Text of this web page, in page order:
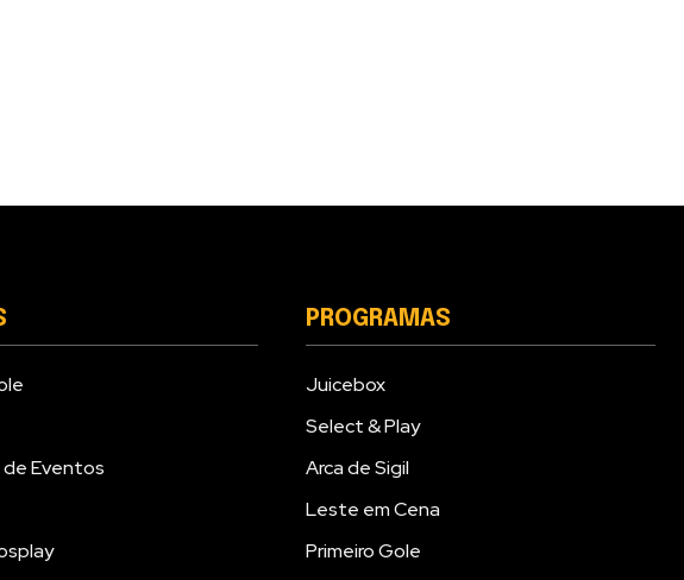
Eventos
PROGRAMAS
Juicebox
Select & Play
Arca de Sigil
Leste em Cena
Primeiro Gole